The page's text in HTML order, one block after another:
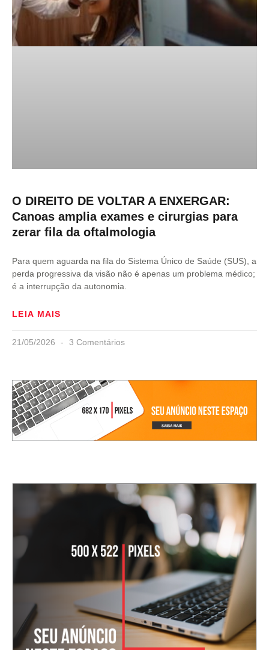
O DIREITO DE VOLTAR A ENXERGAR:
Canoas amplia exames e cirurgias para
zerar fila da oftalmologia
Para quem aguarda na fila do Sistema Único de Saúde (SUS), a
perda progressiva da visão não é apenas um problema médico;
é a interrupção da autonomia.
LEIA MAIS
21/05/2026 3 Comentários